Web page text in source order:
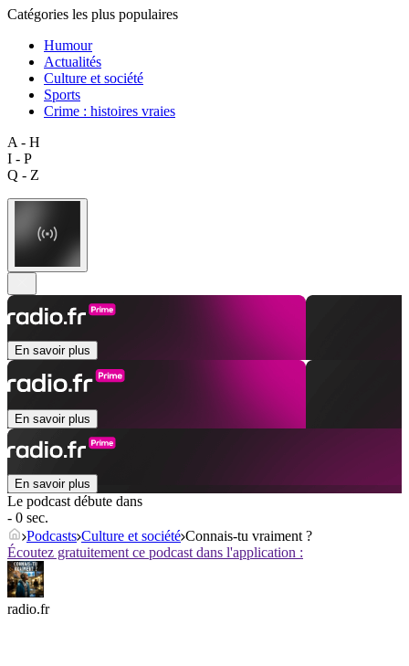
Catégories les plus populaires
Humour
Actualités
Culture et société
Sports
Crime : histoires vraies
A - H
I - P
Q - Z
En savoir plus
En savoir plus
En savoir plus
Le podcast débute dans
- 0 sec.
Podcasts Culture et société Connais-tu vraiment ?
Écoutez gratuitement ce podcast dans l'application :
radio.fr